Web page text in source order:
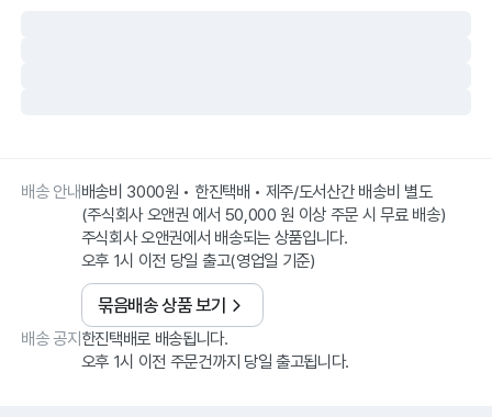
배송 안내배송비 3000원 • 한진택배 • 제주/도서산간 배송비 별도
(주식회사 오앤권 에서 50,000 원 이상 주문 시 무료 배송)
주식회사 오앤권에서 배송되는 상품입니다.
오후 1시 이전 당일 출고(영업일 기준)
묶음배송 상품 보기
배송 공지한진택배로 배송됩니다.
오후 1시 이전 주문건까지 당일 출고됩니다.